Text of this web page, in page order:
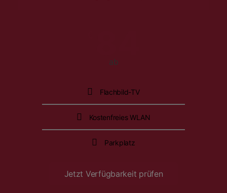
ab
Flachbild-TV
Kostenfreies WLAN
Parkplatz
Jetzt Verfügbarkeit prüfen